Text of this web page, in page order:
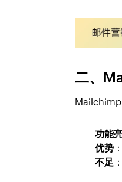
二、
Mailchimp
功能
优势
不足